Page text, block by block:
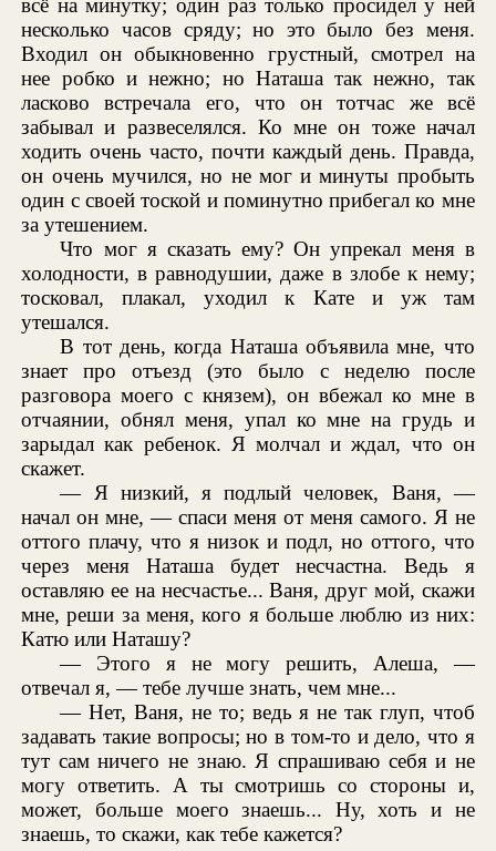
всё на минутку; один раз только просидел у ней
несколько часов сряду; но это было без меня.
Входил он обыкновенно грустный, смотрел на
нее робко и нежно; но Наташа так нежно, так
ласково встречала его, что он тотчас же всё
забывал и развеселялся. Ко мне он тоже начал
ходить очень часто, почти каждый день. Правда,
он очень мучился, но не мог и минуты пробыть
один с своей тоской и поминутно прибегал ко мне
за утешением.
Что мог я сказать ему? Он упрекал меня в
холодности, в равнодушии, даже в злобе к нему;
тосковал, плакал, уходил к Кате и уж там
утешался.
В тот день, когда Наташа объявила мне, что
знает про отъезд (это было с неделю после
разговора моего с князем), он вбежал ко мне в
отчаянии, обнял меня, упал ко мне на грудь и
зарыдал как ребенок. Я молчал и ждал, что он
скажет.
— Я низкий, я подлый человек, Ваня, —
начал он мне, — спаси меня от меня самого. Я не
оттого плачу, что я низок и подл, но оттого, что
через меня Наташа будет несчастна. Ведь я
оставляю ее на несчастье... Ваня, друг мой, скажи
мне, реши за меня, кого я больше люблю из них:
Катю или Наташу?
— Этого я не могу решить, Алеша, —
отвечал я, — тебе лучше знать, чем мне...
— Нет, Ваня, не то; ведь я не так глуп, чтоб
задавать такие вопросы; но в том-то и дело, что я
тут сам ничего не знаю. Я спрашиваю себя и не
могу ответить. А ты смотришь со стороны и,
может, больше моего знаешь... Ну, хоть и не
знаешь, то скажи, как тебе кажется?